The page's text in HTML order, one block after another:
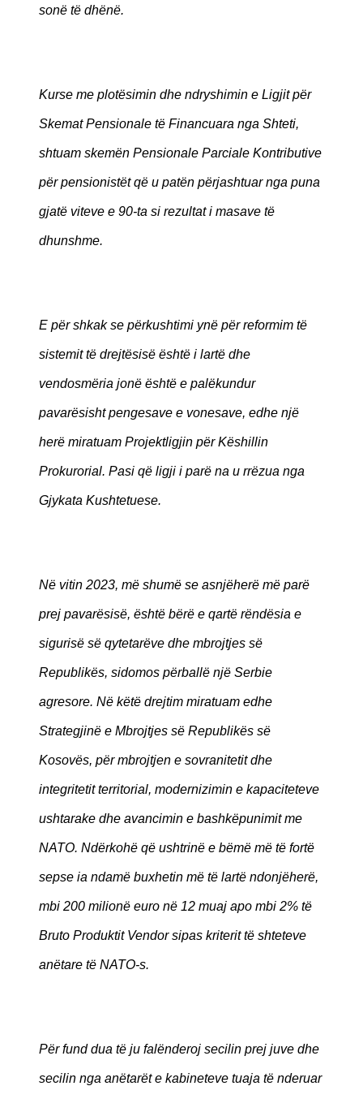
sonë të dhënë.
Kurse me plotësimin dhe ndryshimin e Ligjit për
Skemat Pensionale të Financuara nga Shteti,
shtuam skemën Pensionale Parciale Kontributive
për pensionistët që u patën përjashtuar nga puna
gjatë viteve e 90-ta si rezultat i masave të
dhunshme.
E për shkak se përkushtimi ynë për reformim të
sistemit të drejtësisë është i lartë dhe
vendosmëria jonë është e palëkundur
pavarësisht pengesave e vonesave, edhe një
herë miratuam Projektligjin për Këshillin
Prokurorial. Pasi që ligji i parë na u rrëzua nga
Gjykata Kushtetuese.
Në vitin 2023, më shumë se asnjëherë më parë
prej pavarësisë, është bërë e qartë rëndësia e
sigurisë së qytetarëve dhe mbrojtjes së
Republikës, sidomos përballë një Serbie
agresore. Në këtë drejtim miratuam edhe
Strategjinë e Mbrojtjes së Republikës së
Kosovës, për mbrojtjen e sovranitetit dhe
integritetit territorial, modernizimin e kapaciteteve
ushtarake dhe avancimin e bashkëpunimit me
NATO. Ndërkohë që ushtrinë e bëmë më të fortë
sepse ia ndamë buxhetin më të lartë ndonjëherë,
mbi 200 milionë euro në 12 muaj apo mbi 2% të
Bruto Produktit Vendor sipas kriterit të shteteve
anëtare të NATO-s.
Për fund dua të ju falënderoj secilin prej juve dhe
secilin nga anëtarët e kabineteve tuaja të nderuar